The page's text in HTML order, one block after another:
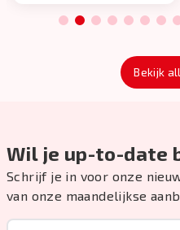
1 2 3 4 5 6 7
Bekijk
Wil je up-to-date
Schrijf je in voor onze
van onze maandelijkse